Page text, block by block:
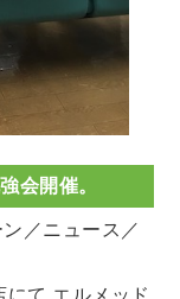
会開催。
／ニュース／
て エルメッド